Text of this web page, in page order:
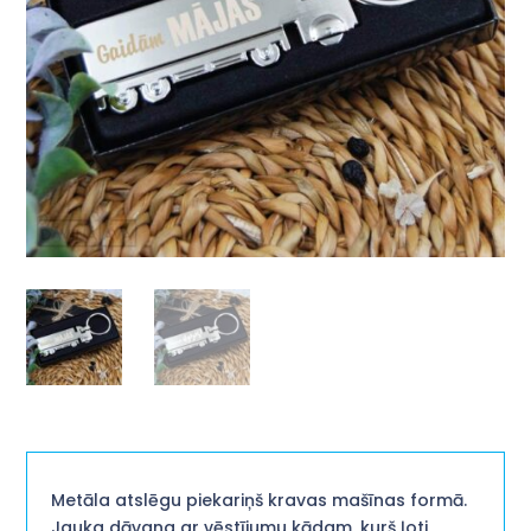
Metāla atslēgu piekariņš kravas mašīnas formā.